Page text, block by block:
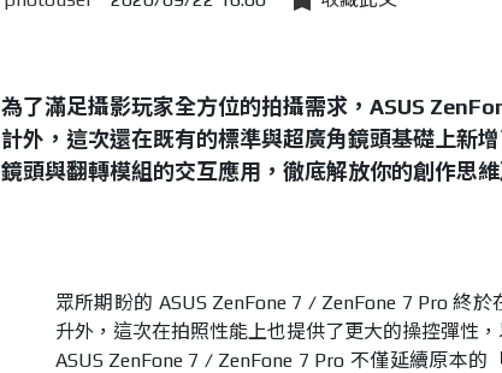
為了滿足攝影玩家全方位的拍攝需求， ASUS
計外，這次還在既有的標準與超廣角鏡頭基礎上新
鏡頭與翻轉模組的交互應用，徹底解放你的創作思維
眾所期盼的 ASUS ZenFone 7 ∕ ZenFone 7 Pro 終
升外，這次在拍照性能上也提供了更大的操控彈性
ASUS ZenFone 7 ∕ ZenFone 7 Pro 不僅延續原本